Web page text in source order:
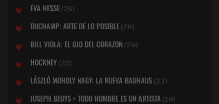
EVA HESSE (26)
DUCHAMP: ARTE DE LO POSIBLE (26)
BILL VIOLA: EL OJO DEL CORAZON (24)
HOCKNEY (23)
LÁSZLÓ MOHOLY NAGY: LA NUEVA BAUHAUS (23)
JOSEPH BEUYS > TODO HOMBRE ES UN ARTISTA (19)